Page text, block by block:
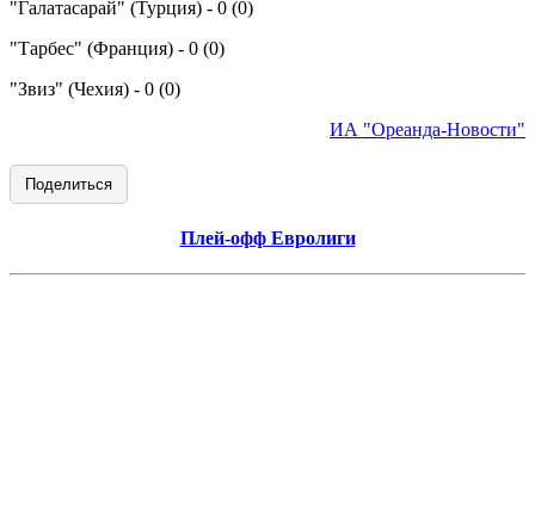
"Галатасарай" (Турция) - 0 (0)
"Тарбес" (Франция) - 0 (0)
"Звиз" (Чехия) - 0 (0)
ИА "Ореанда-Новости"
Поделиться
Плей-офф Евролиги